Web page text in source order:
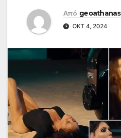
Από geoathanas
ΟΚΤ 4, 2024